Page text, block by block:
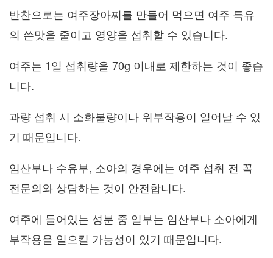
반찬으로는 여주장아찌를 만들어 먹으면 여주 특유
의 쓴맛을 줄이고 영양을 섭취할 수 있습니다.
여주는 1일 섭취량을 70g 이내로 제한하는 것이 좋습
니다.
과량 섭취 시 소화불량이나 위부작용이 일어날 수 있
기 때문입니다.
임산부나 수유부, 소아의 경우에는 여주 섭취 전 꼭
전문의와 상담하는 것이 안전합니다.
여주에 들어있는 성분 중 일부는 임산부나 소아에게
부작용을 일으킬 가능성이 있기 때문입니다.